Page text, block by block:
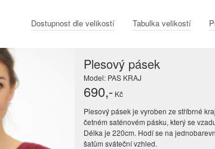
Plesový pásek
Model: PAS KRAJ
690,- Kč
Plesový pásek je vyroben ze stříbrné
četném saténovém pásku, který se
Délka je 220cm. Hodí se na
šatům sváteční vzhled.
Tabulka velikostí
Dostupnost dle velikostí